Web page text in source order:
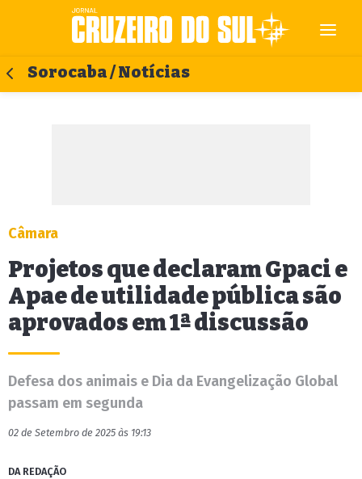
Sorocaba / Notícias
Câmara
Projetos que declaram Gpaci e
Apae de utilidade pública são
aprovados em 1ª discussão
Defesa dos animais e Dia da Evangelização Global
passam em segunda
02 de Setembro de 2025 às 19:13
DA REDAÇÃO